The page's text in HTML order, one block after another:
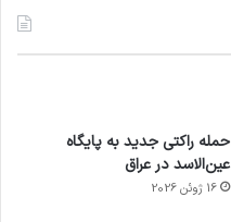
حمله راکتی جدید به پایگاه
عین‌الاسد در عراق
16 ژوئن 2026